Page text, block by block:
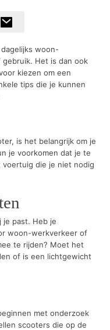
woon-
Het is dan ook
kiezen om een
tips die je kunnen
is het belangrijk om je
je voorkomen dat je te
die je niet nodig
je past. Heb je
woon-werkverkeer of
te rijden? Moet het
of is een lichtgewicht
met onderzoek
scooters die op de